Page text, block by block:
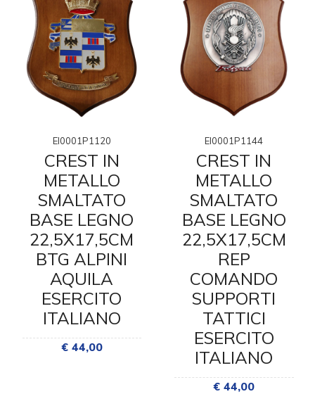
EI0001P1120
CREST IN
METALLO
SMALTATO
BASE LEGNO
22,5X17,5CM
BTG ALPINI
AQUILA
ESERCITO
ITALIANO
€ 44,00
EI0001P1144
CREST IN
METALLO
SMALTATO
BASE LEGNO
22,5X17,5CM
REP
COMANDO
SUPPORTI
TATTICI
ESERCITO
ITALIANO
€ 44,00